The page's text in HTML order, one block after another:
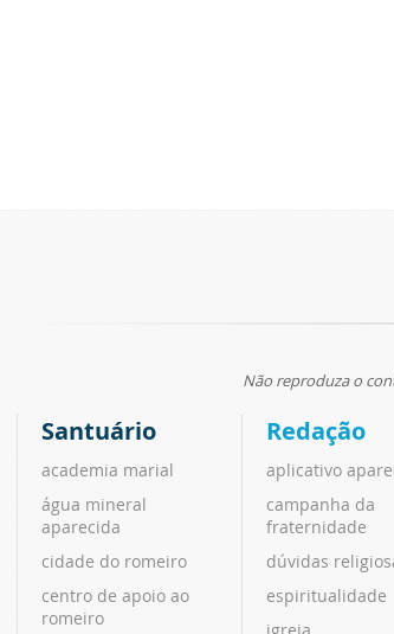
Não reproduza o
Santuário
academia marial
água mineral
aparecida
cidade do romeiro
centro de apoio ao
romeiro
Redação
aplicativo
campanha da
fraternidade
dúvidas
espiritualidade
igreja